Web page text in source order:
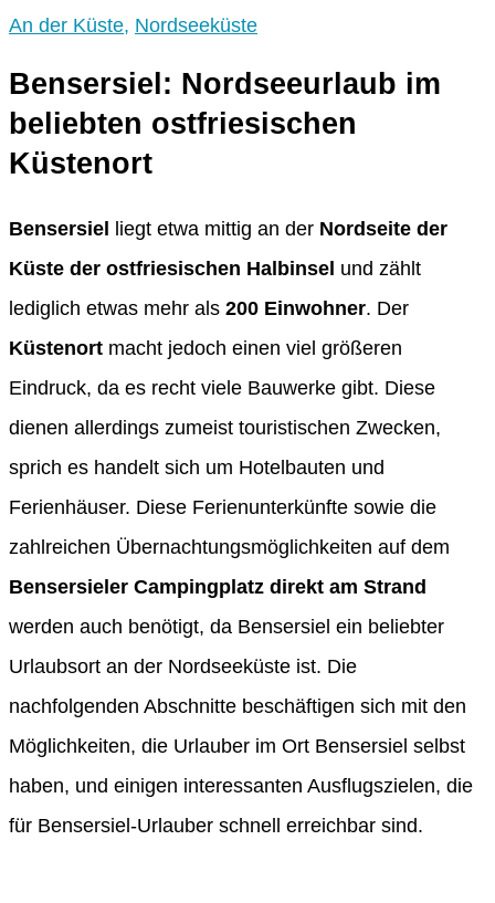
An der Küste, Nordseeküste
Bensersiel: Nordseeurlaub im
beliebten ostfriesischen
Küstenort
Bensersiel liegt etwa mittig an der Nordseite der
Küste der ostfriesischen Halbinsel und zählt
lediglich etwas mehr als 200 Einwohner. Der
Küstenort macht jedoch einen viel größeren
Eindruck, da es recht viele Bauwerke gibt. Diese
dienen allerdings zumeist touristischen Zwecken,
sprich es handelt sich um Hotelbauten und
Ferienhäuser. Diese Ferienunterkünfte sowie die
zahlreichen Übernachtungsmöglichkeiten auf dem
Bensersieler Campingplatz direkt am Strand
werden auch benötigt, da Bensersiel ein beliebter
Urlaubsort an der Nordseeküste ist. Die
nachfolgenden Abschnitte beschäftigen sich mit den
Möglichkeiten, die Urlauber im Ort Bensersiel selbst
haben, und einigen interessanten Ausflugszielen, die
für Bensersiel-Urlauber schnell erreichbar sind.